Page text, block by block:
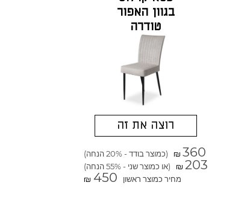
בגוון האפור
טודרה
רוצה את זה
₪ 360 (כמוצר בודד - 20% הנחה)
₪ 203
(או כמוצר שני - 55% הנחה)
מחיר כמוצר ראשון
₪ 450